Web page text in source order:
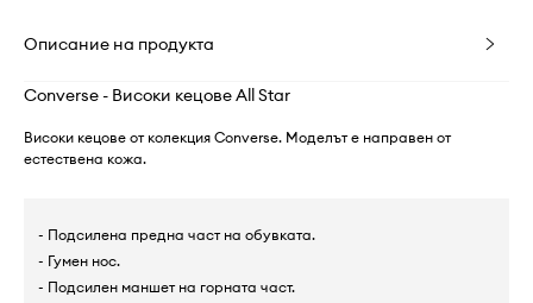
Описание на продукта
Converse - Високи кецове All Star
Високи кецове от колекция Converse. Моделът е направен от
естествена кожа.
- Подсилена предна част на обувката.
- Гумен нос.
- Подсилен маншет на горната част.